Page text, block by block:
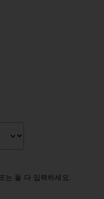
는 둘 다 입력하세요.